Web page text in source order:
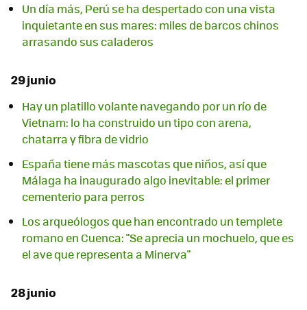
Un día más, Perú se ha despertado con una vista
inquietante en sus mares: miles de barcos chinos
arrasando sus caladeros
29 junio
Hay un platillo volante navegando por un río de
Vietnam: lo ha construido un tipo con arena,
chatarra y fibra de vidrio
España tiene más mascotas que niños, así que
Málaga ha inaugurado algo inevitable: el primer
cementerio para perros
Los arqueólogos que han encontrado un templete
romano en Cuenca: "Se aprecia un mochuelo, que es
el ave que representa a Minerva"
28 junio